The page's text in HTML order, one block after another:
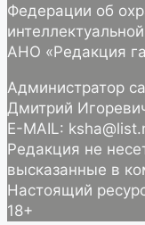
Федерации об
АНО «Редакция
Администратор
Дмитрий
E-MAIL:
Редакция не
высказанные в
Настоящий
18+